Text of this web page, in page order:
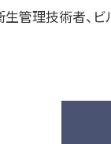
管理技術者、